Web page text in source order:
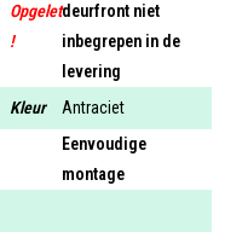
Opgelet
!
deurfront niet
inbegrepen in de
levering
Kleur Antraciet
Eenvoudige
montage